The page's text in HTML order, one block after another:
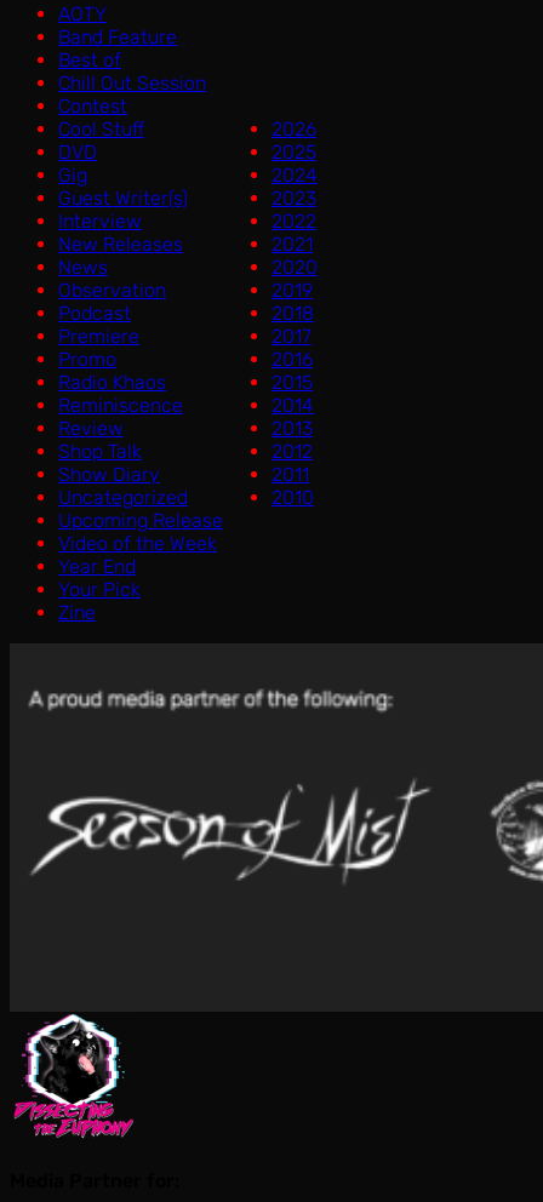
AOTY
Band Feature
Best of
Chill Out Session
Contest
Cool Stuff
DVD
Gig
Guest Writer(s)
Interview
New Releases
News
Observation
Podcast
Premiere
Promo
Radio Khaos
Reminiscence
Review
Shop Talk
Show Diary
Uncategorized
Upcoming Release
Video of the Week
Year End
Your Pick
Zine
2026
2025
2024
2023
2022
2021
2020
2019
2018
2017
2016
2015
2014
2013
2012
2011
2010